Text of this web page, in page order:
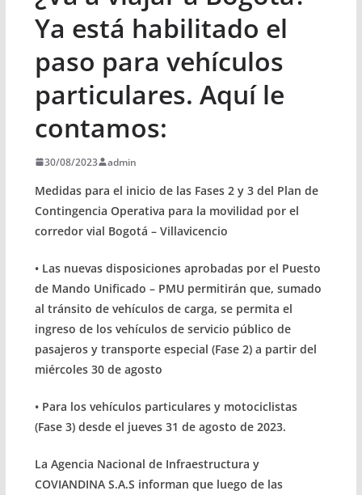
Ya está habilitado el
paso para vehículos
particulares. Aquí le
contamos:
30/08/2023 admin
Medidas para el inicio de las Fases 2 y 3 del Plan de
Contingencia Operativa para la movilidad por el
corredor vial Bogotá – Villavicencio
• Las nuevas disposiciones aprobadas por el Puesto
de Mando Unificado – PMU permitirán que, sumado
al tránsito de vehículos de carga, se permita el
ingreso de los vehículos de servicio público de
pasajeros y transporte especial (Fase 2) a partir del
miércoles 30 de agosto
• Para los vehículos particulares y motociclistas
(Fase 3) desde el jueves 31 de agosto de 2023.
La Agencia Nacional de Infraestructura y
COVIANDINA S.A.S informan que luego de las